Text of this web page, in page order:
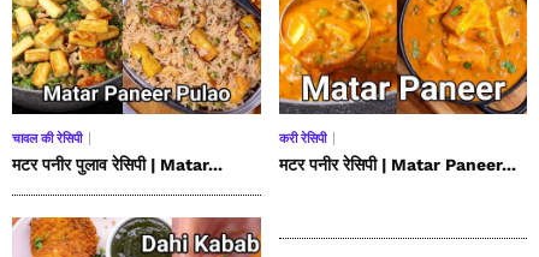
चावल की रेसिपी
मटर पनीर पुलाव रेसिपी | Matar...
करी रेसिपी
मटर पनीर रेसिपी | Matar Paneer...